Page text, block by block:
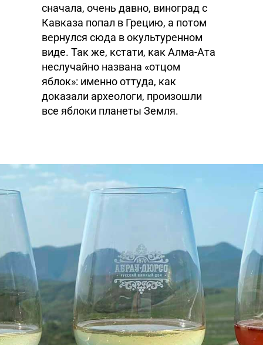
сначала, очень давно, виноград с
Кавказа попал в Грецию, а потом
вернулся сюда в окультуренном
виде. Так же, кстати, как Алма-Ата
неслучайно названа «отцом
яблок»: именно оттуда, как
доказали археологи, произошли
все яблоки планеты Земля.